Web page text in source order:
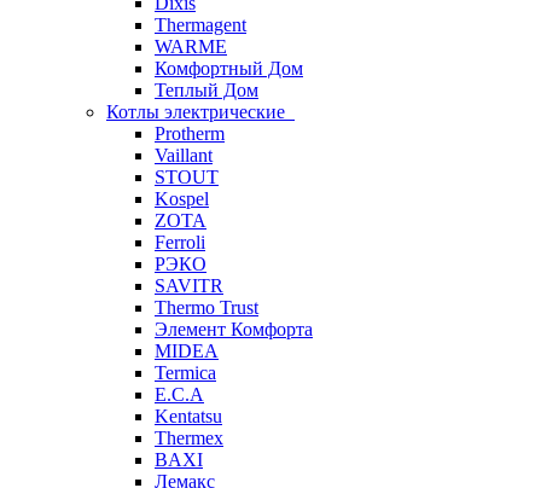
Thermagent
WARME
Комфортный Дом
Теплый Дом
Котлы электрические
Protherm
Vaillant
STOUT
Kospel
ZOTA
Ferroli
РЭКО
SAVITR
Thermo Trust
Элемент Комфорта
MIDEA
Termica
E.C.A
Kentatsu
Thermex
BAXI
Лемакс